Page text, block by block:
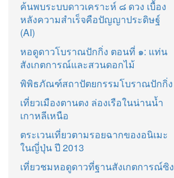
ค้นพบระบบดาวเคราะห์ ๘ ดวง เบื้อง
หลังความสำเร็จคือปัญญาประดิษฐ์
(AI)
หอดูดาวโบราณปักกิ่ง ตอนที่ ๑: แท่น
สังเกตการณ์และสวนดอกไม้
พิพิธภัณฑ์สถาปัตยกรรมโบราณปักกิ่ง
เที่ยวเมืองตานตง ล่องเรือในน่านน้ำ
เกาหลีเหนือ
ตระเวนเที่ยวตามรอยฉากของอนิเมะ
ในญี่ปุ่น ปี 2013
เที่ยวชมหอดูดาวที่ฐานสังเกตการณ์ซิง